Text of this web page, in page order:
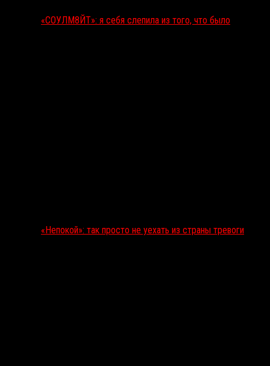
«СОУЛМ8ЙТ»: я себя слепила из того, что было
«Непокой»: так просто не уехать из страны тревоги